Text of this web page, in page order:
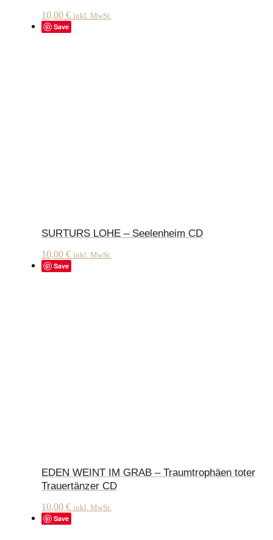
10,00 € inkl. MwSt.
Save
SURTURS LOHE – Seelenheim CD
10,00 € inkl. MwSt.
Save
EDEN WEINT IM GRAB – Traumtrophäen toter
Trauertänzer CD
10,00 € inkl. MwSt.
Save